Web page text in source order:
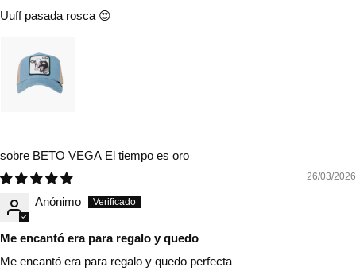
Uuff pasada rosca 😍
BETO VEGA El tiempo es oro
26/03/2026
Anónimo
Me encantó era para regalo y quedo
Me encantó era para regalo y quedo perfecta